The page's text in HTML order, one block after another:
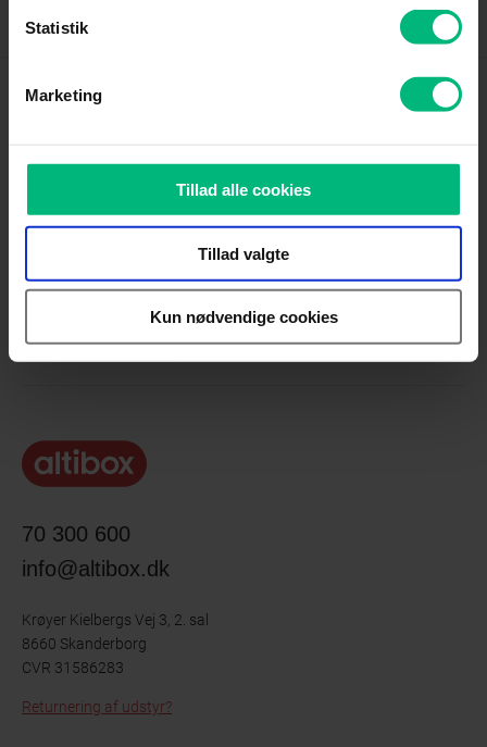
Statistik
Marketing
Tillad alle cookies
Tillad valgte
Kun nødvendige cookies
Kundeservice
Produkter
Genveje
70 300 600
info@altibox.dk
Krøyer Kielbergs Vej 3, 2. sal
8660 Skanderborg
CVR 31586283
Returnering af udstyr?